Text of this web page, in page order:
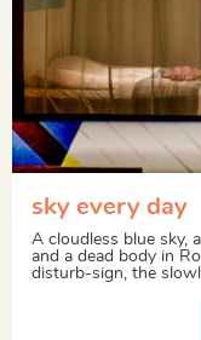
sky every day
A cloudless blue sky,
and a dead body in
disturb-sign, the